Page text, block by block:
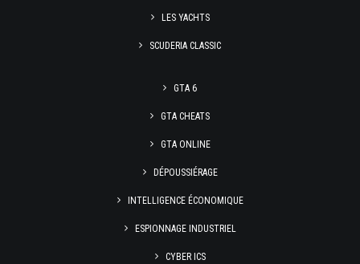
LES YACHTS
SCUDERIA CLASSIC
GTA 6
GTA CHEATS
GTA ONLINE
DÉPOUSSIÉRAGE
INTELLIGENCE ÉCONOMIQUE
ESPIONNAGE INDUSTRIEL
CYBER ICS